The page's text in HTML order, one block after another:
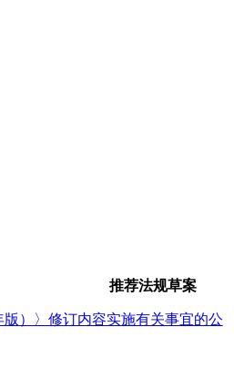
推荐法规草案
）〉修订内容实施有关事宜的公